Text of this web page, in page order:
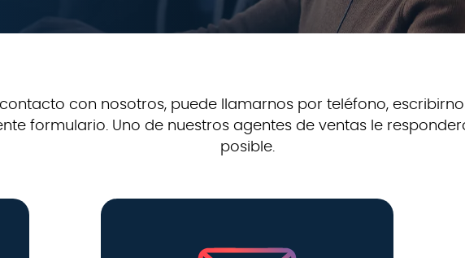
con nosotros, puede llamarnos por teléfono,
formulario. Uno de nuestros agentes de ventas le
posible.